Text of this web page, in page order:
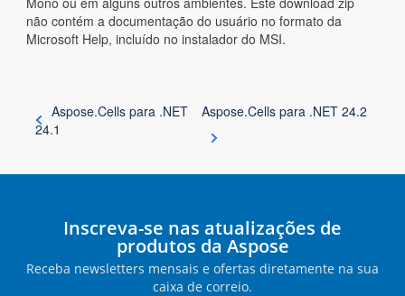
não contém a documentação do usuário no formato da
Microsoft Help, incluído no instalador do MSI.
Aspose.Cells para .NET
24.1
Aspose.Cells para .NET 24.2
Inscreva-se nas atualizações de
produtos da Aspose
Receba newsletters mensais e ofertas diretamente na sua
caixa de correio.